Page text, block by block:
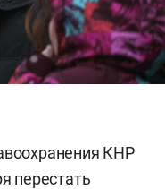
КНР
перестать